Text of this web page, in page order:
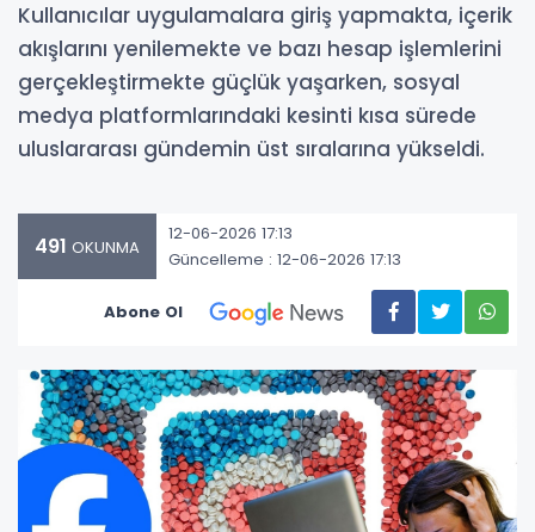
Kullanıcılar uygulamalara giriş yapmakta, içerik
akışlarını yenilemekte ve bazı hesap işlemlerini
gerçekleştirmekte güçlük yaşarken, sosyal
medya platformlarındaki kesinti kısa sürede
uluslararası gündemin üst sıralarına yükseldi.
491 OKUNMA
12-06-2026 17:13
Güncelleme : 12-06-2026 17:13
Abone Ol